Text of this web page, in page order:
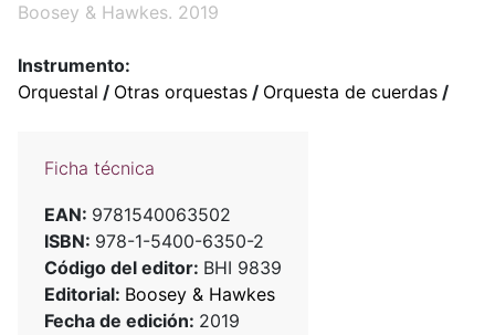
Boosey & Hawkes. 2019
Instrumento:
Orquestal / Otras orquestas / Orquesta de cuerdas /
Ficha técnica
EAN: 9781540063502
ISBN: 978-1-5400-6350-2
Código del editor: BHI 9839
Editorial: Boosey & Hawkes
Fecha de edición: 2019